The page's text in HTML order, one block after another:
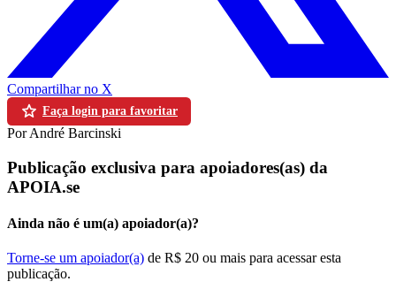
Compartilhar no X
Faça login para favoritar
Por André Barcinski
Publicação exclusiva para apoiadores(as) da
APOIA.se
Ainda não é um(a) apoiador(a)?
Torne-se um apoiador(a) de R$ 20 ou mais para acessar esta
publicação.